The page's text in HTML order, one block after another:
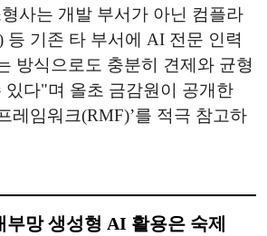
사는 개발 부서가 아닌 컴플라
등 기존 타 부서에 AI 전문 인력
방식으로도 충분히 견제와 균형
있다"며 올초 금감원이 공개한
레임워크(RMF)’를 적극 참고하
부망 생성형 AI 활용은 숙제